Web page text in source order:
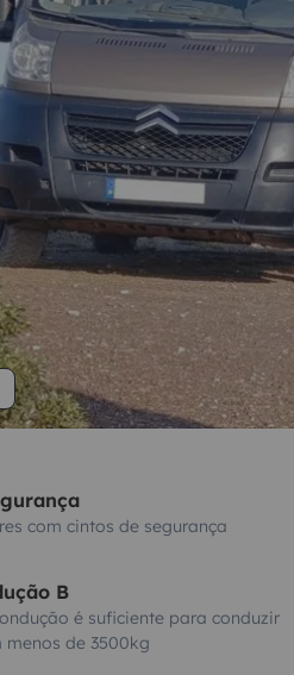
com cintos de segurança
B
é suficiente para conduzir
menos de 3500kg